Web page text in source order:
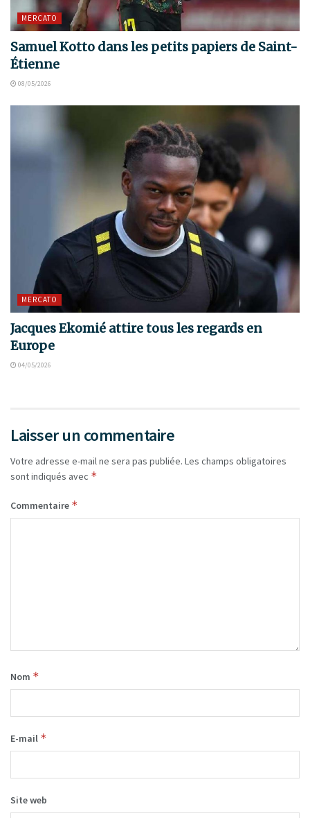
MERCATO
Samuel Kotto dans les petits papiers de Saint-
Étienne
08/05/2026
MERCATO
Jacques Ekomié attire tous les regards en
Europe
04/05/2026
Laisser un commentaire
Votre adresse e-mail ne sera pas publiée. Les champs obligatoires
sont indiqués avec *
Commentaire *
Nom *
E-mail *
Site web